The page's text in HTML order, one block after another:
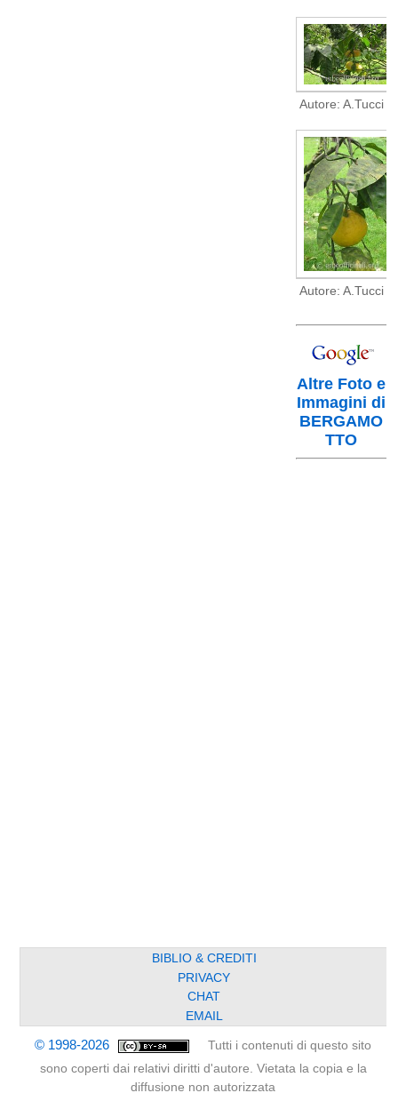
Autore: A.Tucci
Autore: A.Tucci
Altre Foto e
Immagini di
BERGAMO
TTO
BIBLIO & CREDITI
PRIVACY
CHAT
EMAIL
© 1998-2026
Tutti i contenuti di questo sito
sono coperti dai relativi diritti d'autore. Vietata la copia e la
diffusione non autorizzata